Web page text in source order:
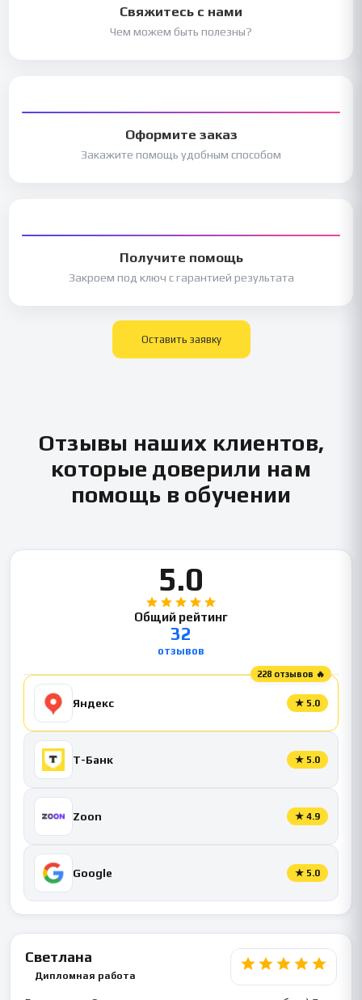
Свяжитесь с нами
Чем можем быть полезны?
Оформите заказ
Закажите помощь удобным способом
Получите помощь
Закроем под ключ с гарантией результата
Оставить заявку
Отзывы наших клиентов,
которые доверили нам
помощь в обучении
5.0
Общий рейтинг
32
отзывов
228 отзывов 🔥
Яндекс ★ 5.0
Т-Банк ★ 5.0
Zoon ★ 4.9
Google ★ 5.0
Светлана
Дипломная работа